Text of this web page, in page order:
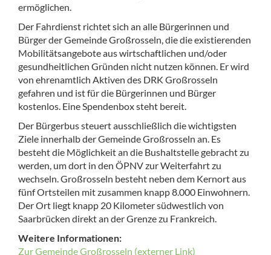
ermöglichen.
Der Fahrdienst richtet sich an alle Bürgerinnen und
Bürger der Gemeinde Großrosseln, die die existierenden
Mobilitätsangebote aus wirtschaftlichen und/oder
gesundheitlichen Gründen nicht nutzen können. Er wird
von ehrenamtlich Aktiven des DRK Großrosseln
gefahren und ist für die Bürgerinnen und Bürger
kostenlos. Eine Spendenbox steht bereit.
Der Bürgerbus steuert ausschließlich die wichtigsten
Ziele innerhalb der Gemeinde Großrosseln an. Es
besteht die Möglichkeit an die Bushaltstelle gebracht zu
werden, um dort in den ÖPNV zur Weiterfahrt zu
wechseln. Großrosseln besteht neben dem Kernort aus
fünf Ortsteilen mit zusammen knapp 8.000 Einwohnern.
Der Ort liegt knapp 20 Kilometer südwestlich von
Saarbrücken direkt an der Grenze zu Frankreich.
Weitere Informationen:
Zur Gemeinde Großrosseln (externer Link)